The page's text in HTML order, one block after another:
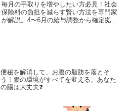
毎月の手取りを増やしたい方必見！社会
保険料の負担を減らす賢い方法を専門家
が解説。4〜6月の給与調整から確定拠出
便秘を解消して、お腹の脂肪を落とそ
う！腸の環境がすべてを変える。あなた
の腸は大丈夫❓